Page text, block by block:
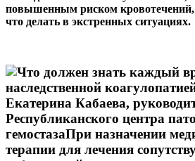
повышенным риском кровотечений,
что делать в экстренных ситуациях.
Екатерина Кабаева,
Республиканского центра
гемостазаПри назначении
терапии для лечения